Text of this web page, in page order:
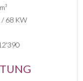
/ 68 KW